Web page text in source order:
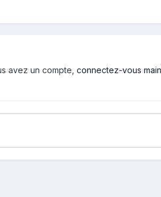
avez un compte, connectez-vous